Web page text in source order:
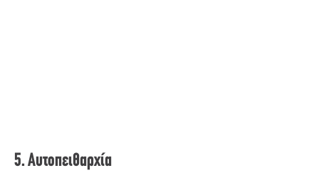
5. Αυτοπειθαρχία